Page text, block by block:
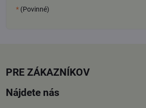
* (Povinné)
PRE ZÁKAZNÍKOV
Nájdete nás